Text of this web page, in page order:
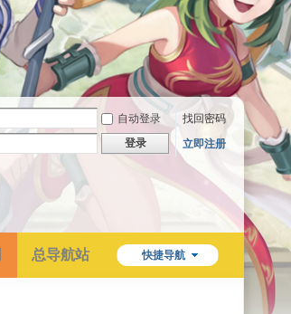
自动登录
找回密码
登录 立即注册
快捷导航
总导航站